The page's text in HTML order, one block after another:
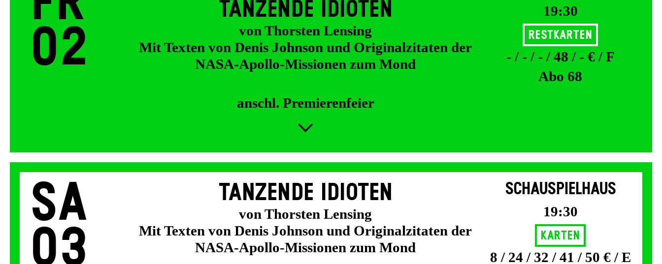
02
TANZENDE IDIOTEN
von Thorsten Lensing
Mit Texten von Denis Johnson und Originalzitaten der
NASA-Apollo-Missionen zum Mond
anschl. Premierenfeier
19:30
Restkarten
- / - / - / 48 / - € / F
Abo 68
Sa
03
TANZENDE IDIOTEN
von Thorsten Lensing
Mit Texten von Denis Johnson und Originalzitaten der
NASA-Apollo-Missionen zum Mond
SCHAUSPIELHAUS
19:30
Karten
8 / 24 / 32 / 41 / 50 € / E